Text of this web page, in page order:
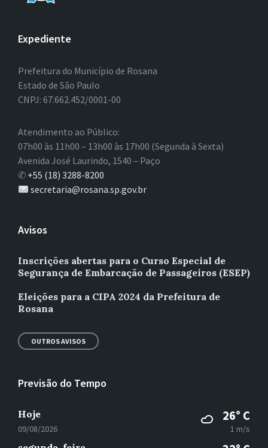
Expediente
Prefeitura do Município de Rosana
Estado de São Paulo
CNPJ: 67.662.452/0001-00
Atendimento ao Público:
07h00 às 11h00 – 13h00 às 17h00 (Segunda à Sexta)
Avenida José Laurindo, 1540 – Paço
✆ +55 (18) 3288-8200
secretaria@rosana.sp.gov.br
Avisos
Inscrições abertas para o Curso Especial de
Segurança de Embarcação de Passageiros (ESEP)
Eleições para a CIPA 2024 da Prefeitura de
Rosana
OUTROS AVISOS
Previsão do Tempo
Hoje
09/08/2026
26° C
1 m/s